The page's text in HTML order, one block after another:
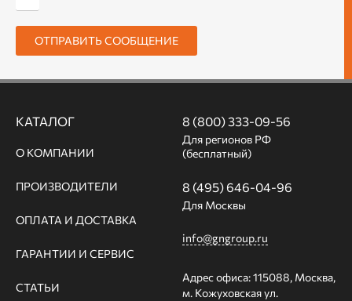
ОТПРАВИТЬ СООБЩЕНИЕ
КАТАЛОГ
О КОМПАНИИ
ПРОИЗВОДИТЕЛИ
ОПЛАТА И ДОСТАВКА
ГАРАНТИИ И СЕРВИС
СТАТЬИ
8 (800) 333-09-56
Для регионов РФ
(бесплатный)
8 (495) 646-04-96
Для Москвы
info@gngroup.ru
Адрес офиса: 115088, Москва,
м. Кожуховская ул.